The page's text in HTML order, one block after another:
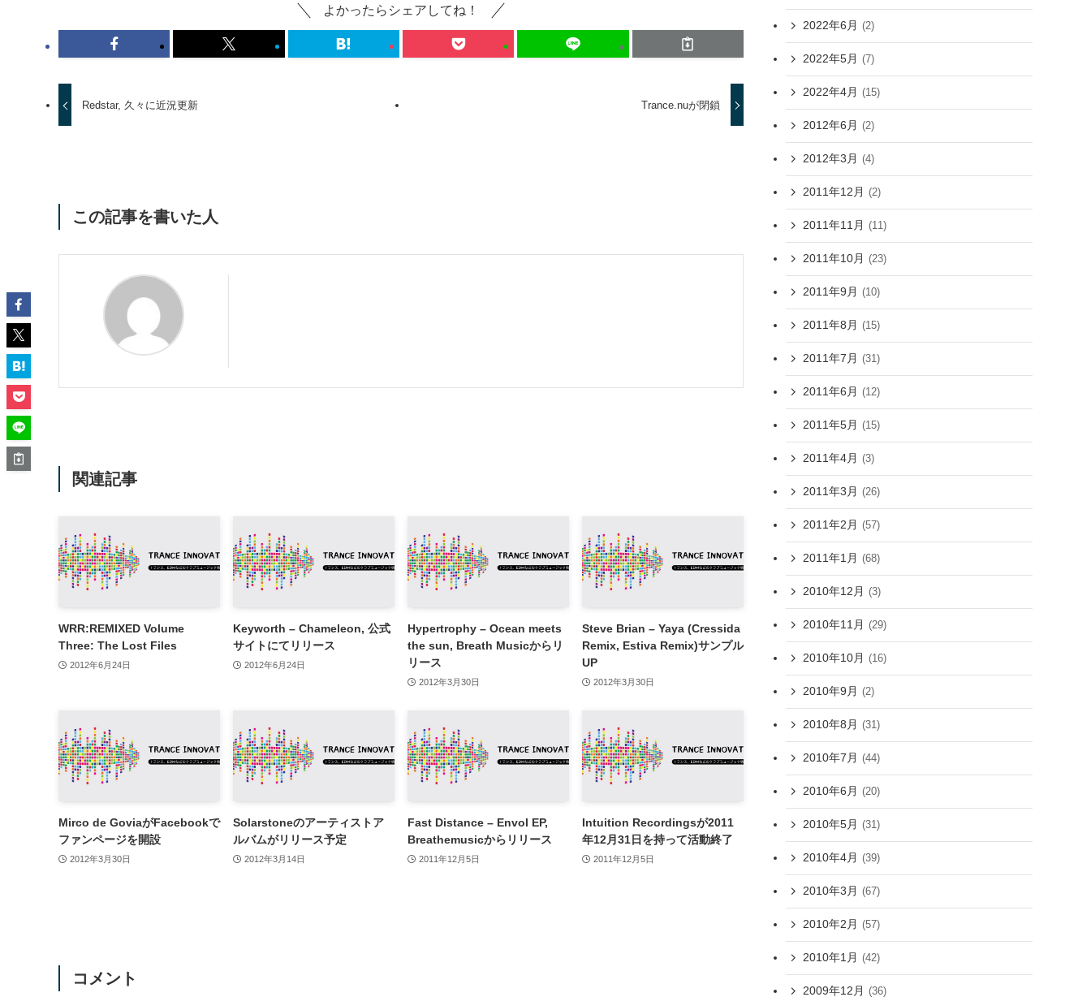
よかったらシェアしてね！
Redstar, 久々に近況更新 Trance.nuが閉鎖
この記事を書いた人
関連記事
WRR:REMIXED Volume
Three: The Lost Files
2012年6月24日
Keyworth – Chameleon, 公式
サイトにてリリース
2012年6月24日
Hypertrophy – Ocean meets
the sun, Breath Musicからリ
リース
2012年3月30日
Steve Brian – Yaya (Cressida
Remix, Estiva Remix)サンプル
UP
2012年3月30日
Mirco de GoviaがFacebookで
ファンページを開設
2012年3月30日
Solarstoneのアーティストア
ルバムがリリース予定
2012年3月14日
Fast Distance – Envol EP,
Breathemusicからリリース
2011年12月5日
Intuition Recordingsが2011
年12月31日を持って活動終了
2011年12月5日
コメント
2022年6月 (2)
2022年5月 (7)
2022年4月 (15)
2012年6月 (2)
2012年3月 (4)
2011年12月 (2)
2011年11月 (11)
2011年10月 (23)
2011年9月 (10)
2011年8月 (15)
2011年7月 (31)
2011年6月 (12)
2011年5月 (15)
2011年4月 (3)
2011年3月 (26)
2011年2月 (57)
2011年1月 (68)
2010年12月 (3)
2010年11月 (29)
2010年10月 (16)
2010年9月 (2)
2010年8月 (31)
2010年7月 (44)
2010年6月 (20)
2010年5月 (31)
2010年4月 (39)
2010年3月 (67)
2010年2月 (57)
2010年1月 (42)
2009年12月 (36)